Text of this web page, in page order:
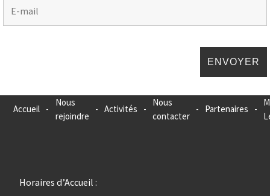
Accueil -
Nous
rejoindre
- Activités -
Nous
contacter
- Partenaires -
Horaires d’Accueil :